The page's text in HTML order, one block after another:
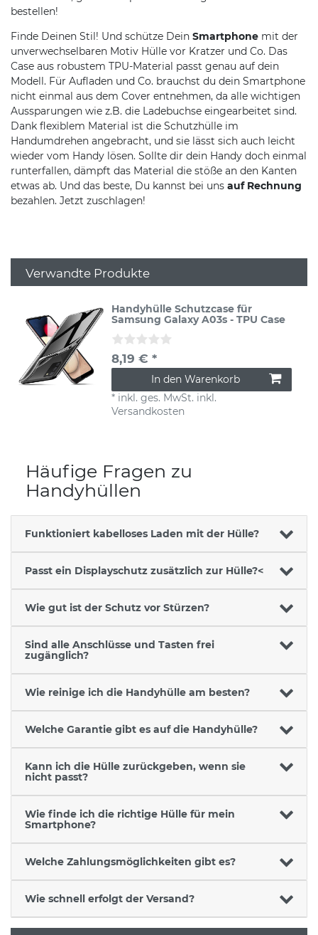
bestellen!
Finde Deinen Stil! Und schütze Dein Smartphone mit der
unverwechselbaren Motiv Hülle vor Kratzer und Co. Das
Case aus robustem TPU-Material passt genau auf dein
Modell. Für Aufladen und Co. brauchst du dein Smartphone
nicht einmal aus dem Cover entnehmen, da alle wichtigen
Aussparungen wie z.B. die Ladebuchse eingearbeitet sind.
Dank flexiblem Material ist die Schutzhülle im
Handumdrehen angebracht, und sie lässt sich auch leicht
wieder vom Handy lösen. Sollte dir dein Handy doch einmal
runterfallen, dämpft das Material die stöße an den Kanten
etwas ab. Und das beste, Du kannst bei uns auf Rechnung
bezahlen. Jetzt zuschlagen!
Verwandte Produkte
Handyhülle Schutzcase für
Samsung Galaxy A03s - TPU Case
8,19 € *
In den Warenkorb
* inkl. ges. MwSt. inkl.
Versandkosten
Häufige Fragen zu
Handyhüllen
Funktioniert kabelloses Laden mit der Hülle?
Passt ein Displayschutz zusätzlich zur Hülle?<
Wie gut ist der Schutz vor Stürzen?
Sind alle Anschlüsse und Tasten frei
zugänglich?
Wie reinige ich die Handyhülle am besten?
Welche Garantie gibt es auf die Handyhülle?
Kann ich die Hülle zurückgeben, wenn sie
nicht passt?
Wie finde ich die richtige Hülle für mein
Smartphone?
Welche Zahlungsmöglichkeiten gibt es?
Wie schnell erfolgt der Versand?